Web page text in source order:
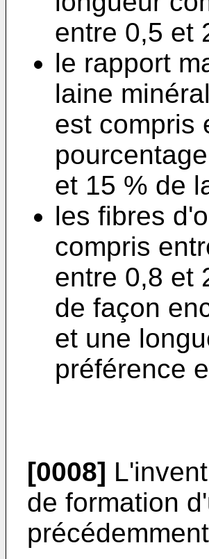
entre 0,5 et
le rapport
laine
est compris
et 15 % de
les fibres
compris
entre 0,8 et
de façon
et une
préférence
[0008]
de formation